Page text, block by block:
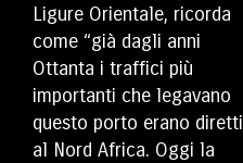
Ligure Orientale, ricorda
come “già dagli anni
Ottanta i traffici più
importanti che legavano
questo porto erano diretti
al Nord Africa. Oggi la